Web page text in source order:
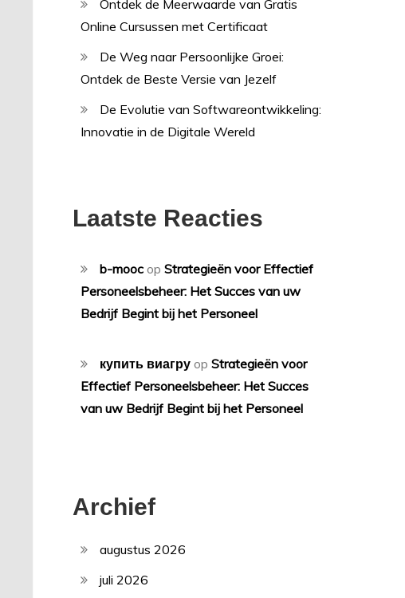
Ontdek de Meerwaarde van Gratis
Online Cursussen met Certificaat
De Weg naar Persoonlijke Groei:
Ontdek de Beste Versie van Jezelf
De Evolutie van Softwareontwikkeling:
Innovatie in de Digitale Wereld
Laatste Reacties
b-mooc op Strategieën voor Effectief
Personeelsbeheer: Het Succes van uw
Bedrijf Begint bij het Personeel
купить виагру op Strategieën voor
Effectief Personeelsbeheer: Het Succes
van uw Bedrijf Begint bij het Personeel
Archief
augustus 2026
juli 2026